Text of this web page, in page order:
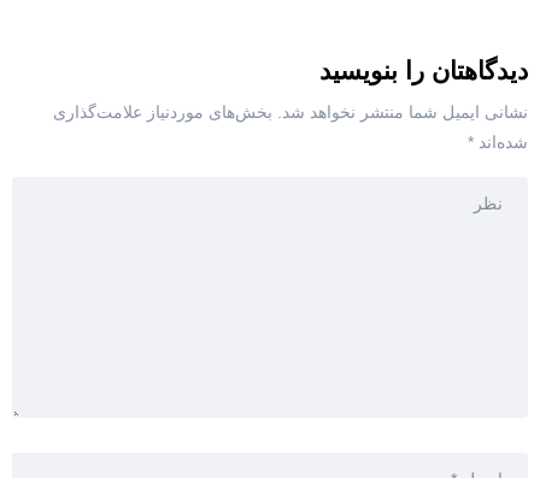
دیدگاهتان را بنویسید
نشانی ایمیل شما منتشر نخواهد شد.
بخش‌های موردنیاز علامت‌گذاری
شده‌اند *